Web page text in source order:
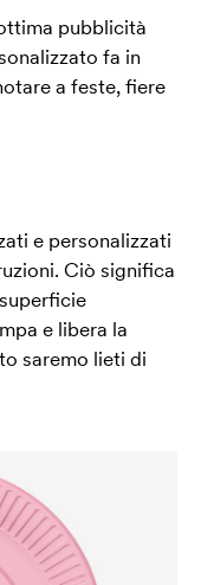
pubblicità
fa in
a feste, fiere
e personalizzati
Ciò significa
e libera la
saremo lieti di